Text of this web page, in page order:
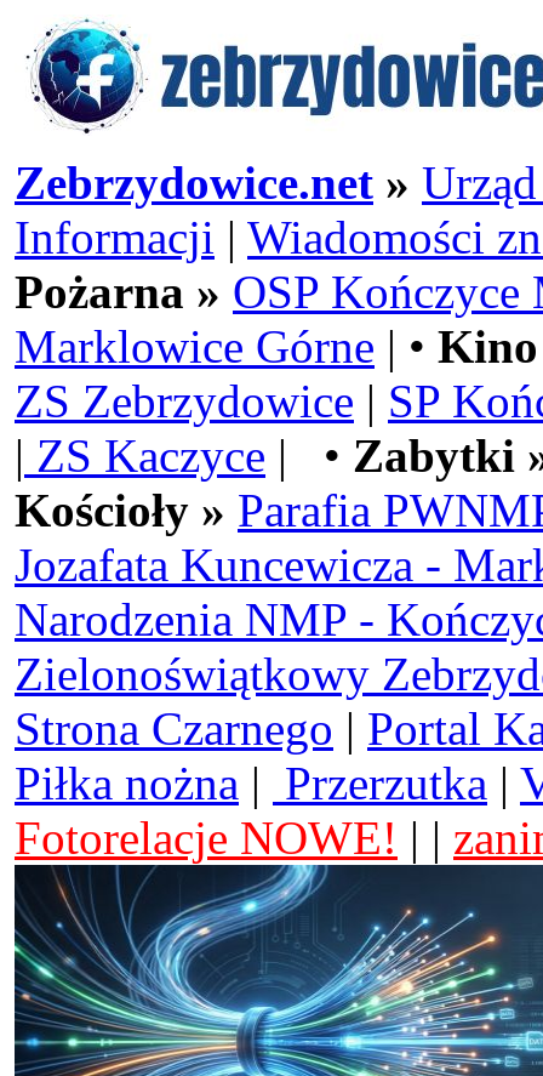
Zebrzydowice.net »
Informacji | Wiadomości
Pożarna » OSP Kończyce
Marklowice Górne | •
ZS Zebrzydowice | SP
| ZS Kaczyce | • Zabytki
Kościoły » Parafia
Jozafata Kuncewicza -
Narodzenia NMP -
Zielonoświątkowy
Strona Czarnego | Portal
Piłka nożna | Przerzutka |
Fotorelacje NOWE! | |